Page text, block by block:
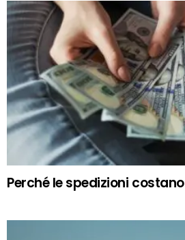
Perché le spedizioni